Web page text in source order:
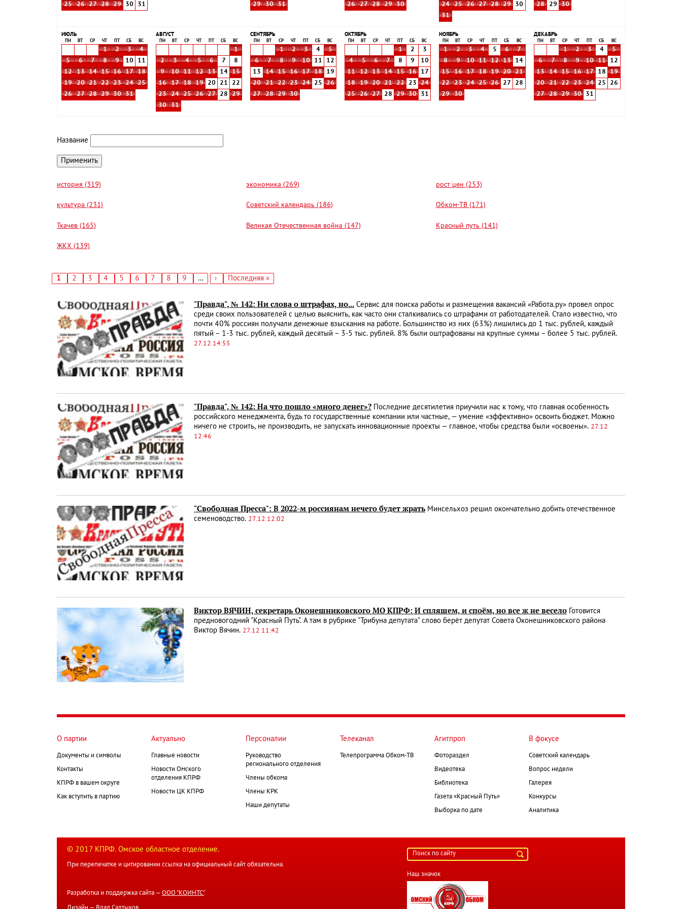
25
26 27 28 29 30 31
29
30 31
26
27 28 29 30
24
25 26 27 28 29
30
31
28
29 30
ИЮЛЬ
ПН ВТ СР ЧТ СБ ВС
1 2 3
4
5
6 7 8 9 10
11
12
13 14 15 16 17
18
19
20 21 22 23 24
25
26
27 28 29 30 31
АВГУСТ
ПН ВТ СР ЧТ СБ ВС
1
2
3 4 5 6 7
8
9
10 11 12 13 14
15
16
17 18 19 20 21
22
23
24 25 26 27 28
29
30
31
СЕНТЯБРЬ
ПН ВТ СР ЧТ СБ ВС
1 2 3 4
5
6
7 8 9 10 11
12
13
14 15 16 17 18
19
20
21 22 23 24 25
26
27
28 29 30
ОКТЯБРЬ
ПН ВТ СР ЧТ СБ ВС
1 2
3
4
5 6 7 8 9
10
11
12 13 14 15 16
17
18
19 20 21 22 23
24
25
26 27 28 29 30 31
НОЯБРЬ
ПН ВТ СР ЧТ СБ ВС
1 2 3 4 5 6
7
8
9 10 11 12 13
14
15
16 17 18 19 20
21
22
23 24 25 26 27
28
29
30
ДЕКАБРЬ
ПН ВТ СР ЧТ СБ ВС
1 2 3 4
5
6
7 8 9 10 11
12
13
14 15 16 17 18
19
20
21 22 23 24 25
26
27
28 29 30 31
Название
история (319) экономика (269) рост цен (253)
культура (231) Советский календарь (186) Обком-ТВ (171)
Ткачев (165) Великая Отечественная война (147) Красный путь (141)
ЖКХ (139)
Текущая
1 Страница
2 Страница
3 Страница
4 Страница
5 Страница
6 Страница
7 Страница
8 Страница
9 …
Следующая
›
Последняя
Последняя »
"Правда", № 142: Ни слова о штрафах, но... Сервис для поиска работы и размещения вакансий «Работа.ру» провел опрос
среди своих пользователей с целью выяснить, как часто они сталкивались со штрафами от работодателей. Стало известно, что
почти 40% россиян получали денежные взыскания на работе. Большинство из них (63%) лишились до 1 тыс. рублей, каждый
пятый – 1-3 тыс. рублей, каждый десятый – 3-5 тыс. рублей. 8% были оштрафованы на крупные суммы – более 5 тыс. рублей.
27.12 14:55
"Правда", № 142: На что пошло «много денег»? Последние десятилетия приучили нас к тому, что главная особенность
российского менеджмента, будь то государственные компании или частные, — умение «эффективно» освоить бюджет. Можно
ничего не строить, не производить, не запускать инновационные проекты — главное, чтобы средства были «освоены». 27.12
12:46
"Свободная Пресса": В 2022-м россиянам нечего будет жрать Минсельхоз решил окончательно добить отечественное
семеноводство. 27.12 12:02
Виктор ВЯЧИН, секретарь Оконешниковского МО КПРФ: И спляшем, и споём, но все ж не весело Готовится
предновогодний "Красный Путь". А там в рубрике "Трибуна депутата" слово берёт депутат Совета Оконешниковского района
Виктор Вячин. 27.12 11:42
О партии
Документы и символы
Контакты
КПРФ в вашем округе
Как вступить в партию
Актуально
Главные новости
Новости Омского
отделения КПРФ
Новости ЦК КПРФ
Персоналии
Руководство
регионального отделения
Члены обкома
Члены КРК
Наши депутаты
Телеканал
Телепрограмма Обком-ТВ
Агитпроп
Фотораздел
Видеотека
Библиотека
Газета «Красный Путь»
Выборка по дате
В фокусе
Советский календарь
Вопрос недели
Галерея
Конкурсы
Аналитика
© 2017 КПРФ. Омское областное отделение.
При перепечатке и цитировании ссылка на официальный сайт обязательна.
Разработка и поддержка сайта — ООО "КОИНТС".
Наш значок